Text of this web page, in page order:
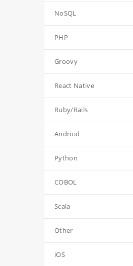
NoSQL
PHP
Groovy
React Native
Ruby/Rails
Android
Python
COBOL
Scala
Other
iOS